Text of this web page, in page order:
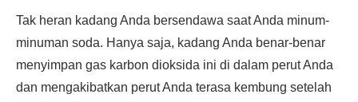
Tak heran kadang Anda bersendawa saat Anda minum-
minuman soda. Hanya saja, kadang Anda benar-benar
menyimpan gas karbon dioksida ini di dalam perut Anda
dan mengakibatkan perut Anda terasa kembung setelah